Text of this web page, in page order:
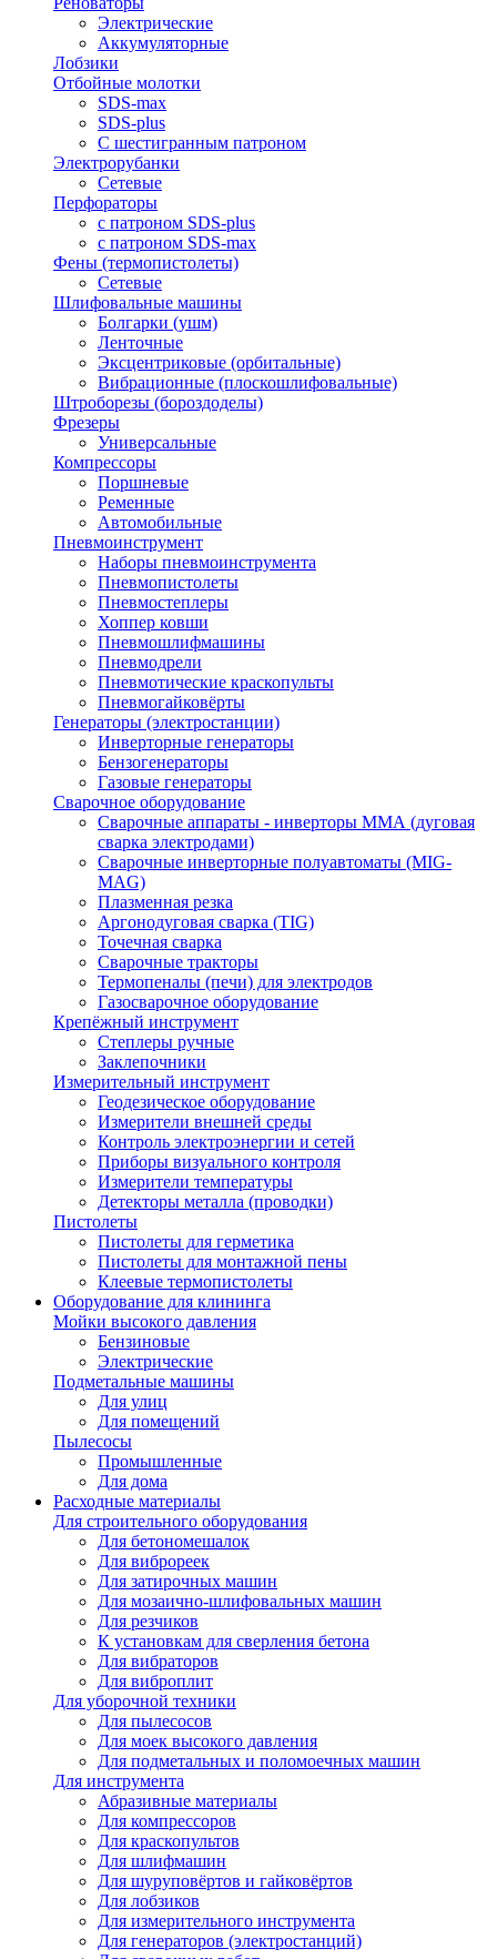
Электрические
Аккумуляторные
Лобзики
Отбойные молотки
SDS-max
SDS-plus
С шестигранным патроном
Электрорубанки
Сетевые
Перфораторы
с патроном SDS-plus
с патроном SDS-max
Фены (термопистолеты)
Сетевые
Шлифовальные машины
Болгарки (ушм)
Ленточные
Эксцентриковые (орбитальные)
Вибрационные (плоскошлифовальные)
Штроборезы (бороздоделы)
Фрезеры
Универсальные
Компрессоры
Поршневые
Ременные
Автомобильные
Пневмоинструмент
Наборы пневмоинструмента
Пневмопистолеты
Пневмостеплеры
Хоппер ковши
Пневмошлифмашины
Пневмодрели
Пневмотические краскопульты
Пневмогайковёрты
Генераторы (электростанции)
Инверторные генераторы
Бензогенераторы
Газовые генераторы
Сварочное оборудование
Сварочные аппараты - инверторы ММА (дуговая
сварка электродами)
Сварочные инверторные полуавтоматы (MIG-
MAG)
Плазменная резка
Аргонодуговая сварка (TIG)
Точечная сварка
Сварочные тракторы
Термопеналы (печи) для электродов
Газосварочное оборудование
Крепёжный инструмент
Степлеры ручные
Заклепочники
Измерительный инструмент
Геодезическое оборудование
Измерители внешней среды
Контроль электроэнергии и сетей
Приборы визуального контроля
Измерители температуры
Детекторы металла (проводки)
Пистолеты
Пистолеты для герметика
Пистолеты для монтажной пены
Клеевые термопистолеты
Оборудование для клининга
Мойки высокого давления
Бензиновые
Электрические
Подметальные машины
Для улиц
Для помещений
Пылесосы
Промышленные
Для дома
Расходные материалы
Для строительного оборудования
Для бетономешалок
Для виброреек
Для затирочных машин
Для мозаично-шлифовальных машин
Для резчиков
К установкам для сверления бетона
Для вибраторов
Для виброплит
Для уборочной техники
Для пылесосов
Для моек высокого давления
Для подметальных и поломоечных машин
Для инструмента
Абразивные материалы
Для компрессоров
Для краскопультов
Для шлифмашин
Для шуруповёртов и гайковёртов
Для лобзиков
Для измерительного инструмента
Для генераторов (электростанций)